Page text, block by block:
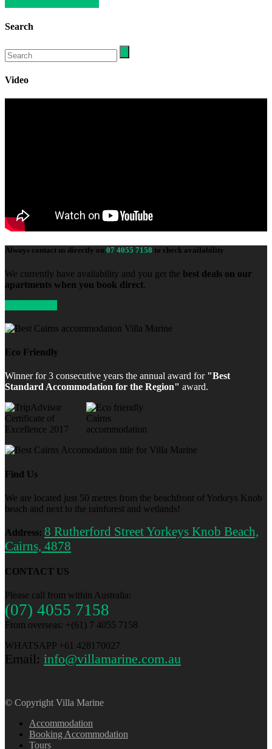
Search
Video
Always contact us directly on 07 4055 7158 to check availability
We currently have availability and you get the best deals on our
apartments when you book direct.
Eco Friendly
Winner for 3 consecutive years the annual award for "Best
Standard Accommodation for the Region" award.
Find Us
We are located just 50 metres from the beachfront of Yorkeys Knob
beach and next to the rainforest and wetlands!
Address: 8 Rutherford Street Yorkeys Knob Beach,
Cairns, 4878
CONTACT US
Please call from within Australia:
(07) 4055 7158
From overseas: +(61) 7 4055 7158
WHATSAPP +61 428170027
Email: info@villamarine.com.au
© Copyright Villa Marine
Accommodation
Booking Accommodation
Tours